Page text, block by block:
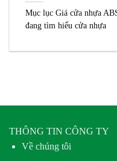
Mục lục Giá cửa nhựa
đang tìm hiểu cửa nhựa
THÔNG TIN CÔNG TY
Về chúng tôi